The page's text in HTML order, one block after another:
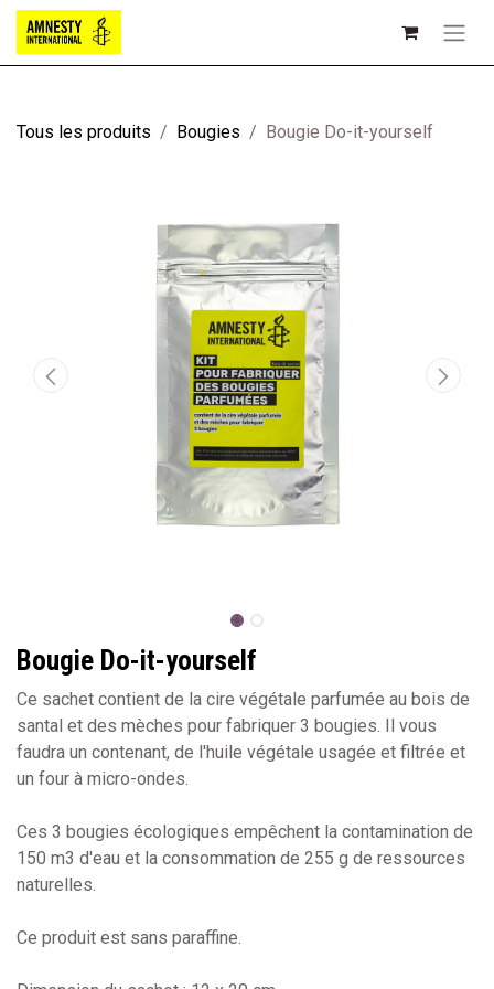
Tous les produits Bougies Bougie Do-it-yourself
Bougie Do-it-yourself
Ce sachet contient de la cire végétale parfumée au bois de
santal et des mèches pour fabriquer 3 bougies. Il vous
faudra un contenant, de l'huile végétale usagée et filtrée et
un four à micro-ondes.
Ces 3 bougies écologiques empêchent la contamination de
150 m3 d'eau et la consommation de 255 g de ressources
naturelles.
Ce produit est sans paraffine.